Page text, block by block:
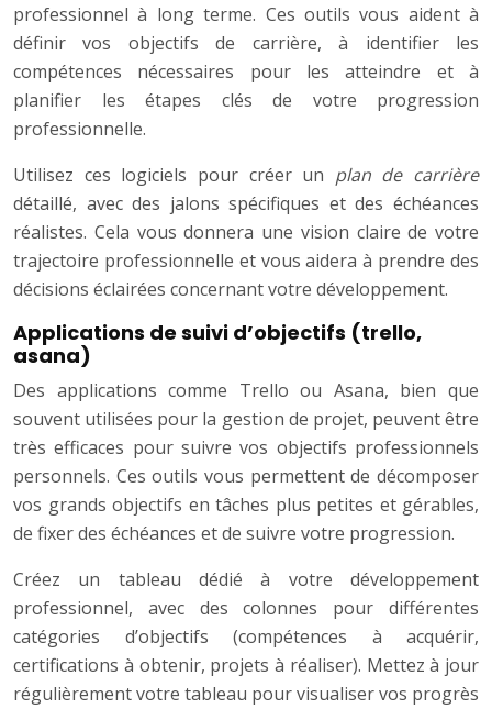
professionnel à long terme. Ces outils vous aident à
définir vos objectifs de carrière, à identifier les
compétences nécessaires pour les atteindre et à
planifier les étapes clés de votre progression
professionnelle.
Utilisez ces logiciels pour créer un plan de carrière
détaillé, avec des jalons spécifiques et des échéances
réalistes. Cela vous donnera une vision claire de votre
trajectoire professionnelle et vous aidera à prendre des
décisions éclairées concernant votre développement.
Applications de suivi d’objectifs (trello,
asana)
Des applications comme Trello ou Asana, bien que
souvent utilisées pour la gestion de projet, peuvent être
très efficaces pour suivre vos objectifs professionnels
personnels. Ces outils vous permettent de décomposer
vos grands objectifs en tâches plus petites et gérables,
de fixer des échéances et de suivre votre progression.
Créez un tableau dédié à votre développement
professionnel, avec des colonnes pour différentes
catégories d’objectifs (compétences à acquérir,
certifications à obtenir, projets à réaliser). Mettez à jour
régulièrement votre tableau pour visualiser vos progrès